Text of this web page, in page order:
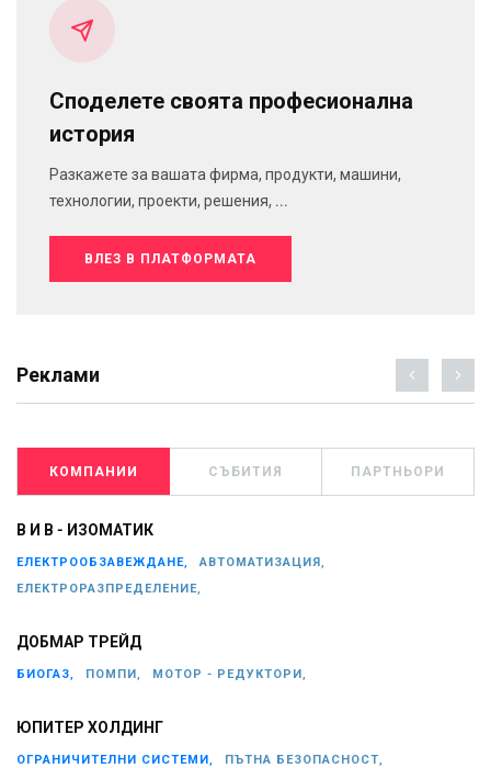
Споделете своята професионална
история
Разкажете за вашата фирма, продукти, машини,
технологии, проекти, решения, ...
ВЛЕЗ В ПЛАТФОРМАТА
Реклами
КОМПАНИИ СЪБИТИЯ ПАРТНЬОРИ
В И В - ИЗОМАТИК
ЕЛЕКТРООБЗАВЕЖДАНЕ,
АВТОМАТИЗАЦИЯ,
ЕЛЕКТРОРАЗПРЕДЕЛЕНИЕ,
ДОБМАР ТРЕЙД
БИОГАЗ, ПОМПИ, МОТОР - РЕДУКТОРИ,
ЮПИТЕР ХОЛДИНГ
ОГРАНИЧИТЕЛНИ СИСТЕМИ,
ПЪТНА БЕЗОПАСНОСТ,